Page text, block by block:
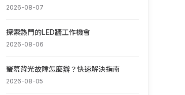
2026-08-07
探索熱門的LED牆工作機會
2026-08-06
螢幕背光故障怎麼辦？快速解決指南
2026-08-05